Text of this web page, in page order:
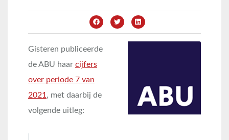
Gisteren publiceerde
de ABU haar cijfers
over periode 7 van
2021 , met daarbij de
volgende uitleg: